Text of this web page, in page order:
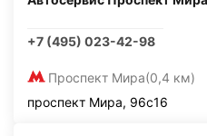
+7 (495) 023-42-98
Проспект Мира(0,4 км)
проспект Мира, 96с16